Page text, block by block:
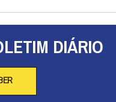
DIÁRIO